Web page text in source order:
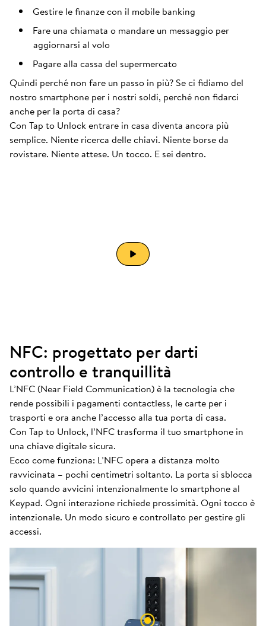
Gestire le finanze con il mobile banking
Fare una chiamata o mandare un messaggio per
aggiornarsi al volo
Pagare alla cassa del supermercato
Quindi perché non fare un passo in più? Se ci fidiamo del
nostro smartphone per i nostri soldi, perché non fidarci
anche per la porta di casa?
Con Tap to Unlock entrare in casa diventa ancora più
semplice. Niente ricerca delle chiavi. Niente borse da
rovistare. Niente attese. Un tocco. E sei dentro.
NFC: progettato per darti
controllo e tranquillità
L’NFC (Near Field Communication) è la tecnologia che
rende possibili i pagamenti contactless, le carte per i
trasporti e ora anche l’accesso alla tua porta di casa.
Con Tap to Unlock, l’NFC trasforma il tuo smartphone in
una chiave digitale sicura.
Ecco come funziona: L’NFC opera a distanza molto
ravvicinata – pochi centimetri soltanto. La porta si sblocca
solo quando avvicini intenzionalmente lo smartphone al
Keypad. Ogni interazione richiede prossimità. Ogni tocco è
intenzionale. Un modo sicuro e controllato per gestire gli
accessi.